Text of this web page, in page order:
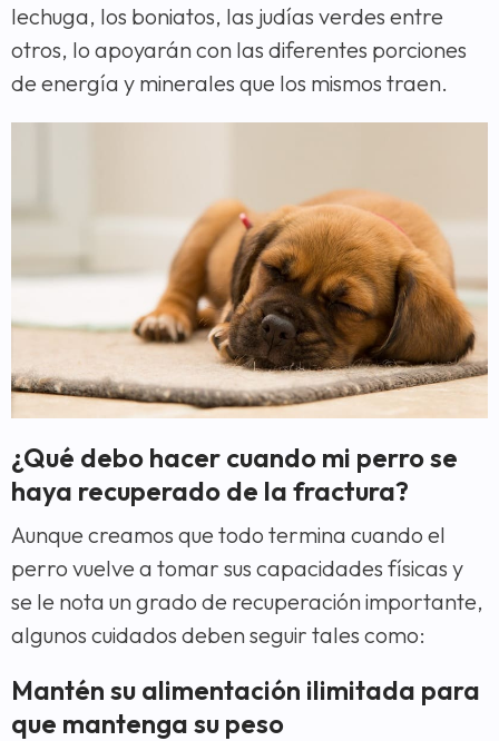
lechuga, los boniatos, las judías verdes entre
otros, lo apoyarán con las diferentes porciones
de energía y minerales que los mismos traen.
¿Qué debo hacer cuando mi perro se
haya recuperado de la fractura?
Aunque creamos que todo termina cuando el
perro vuelve a tomar sus capacidades físicas y
se le nota un grado de recuperación importante,
algunos cuidados deben seguir tales como:
Mantén su alimentación ilimitada para
que mantenga su peso